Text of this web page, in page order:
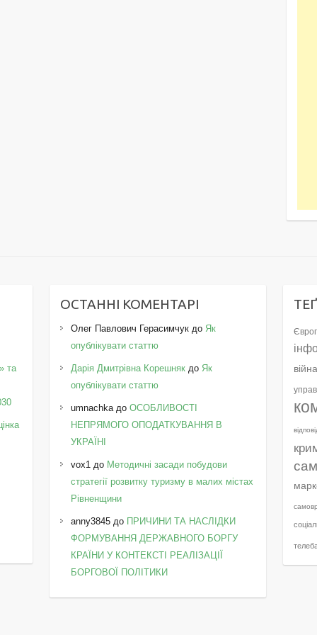
та
ОСТАННІ КОМЕНТАРІ
Олег Павлович Герасимчук до Як
опублікувати статтю
Дарія Дмитрівна Корешняк до Як
опублікувати статтю
umnachkaдоОСОБЛИВОСТІ
НЕПРЯМОГО ОПОДАТКУВАННЯ В
УКРАЇНІ
vox1 до Методичні засади побудови
стратегії розвитку туризму в малих містах
Рівненщини
anny3845 до ПРИЧИНИ ТА НАСЛІДКИ
ФОРМУВАННЯ ДЕРЖАВНОГО БОРГУ
КРАЇНИ У КОНТЕКСТІ РЕАЛІЗАЦІЇ
БОРГОВОЇ ПОЛІТИКИ
війна